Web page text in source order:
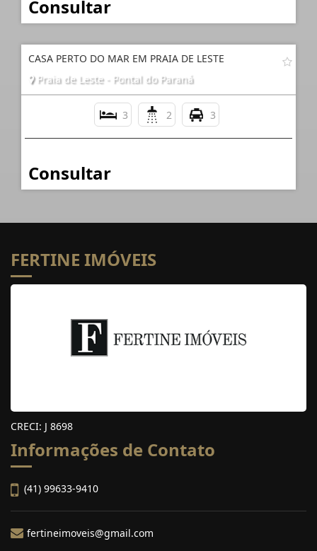
Consultar
CASA PERTO DO MAR EM PRAIA DE LESTE
Praia de Leste - Pontal do Paraná
3 2 3
Consultar
FERTINE IMÓVEIS
CRECI: J 8698
Informações de Contato
(41) 99633-9410
fertineimoveis@gmail.com